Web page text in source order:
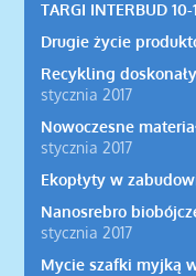
TARGI INTERBUD 10-
Drugie życie
Recykling
stycznia 2017
Nowoczesne
stycznia 2017
Ekopłyty w
Nanosrebro
stycznia 2017
Mycie szafki myjką